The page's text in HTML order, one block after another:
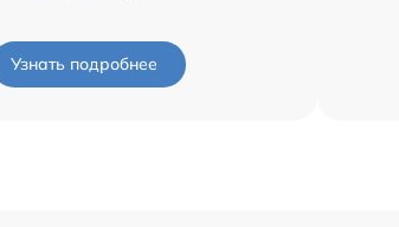
Узнать подробнее